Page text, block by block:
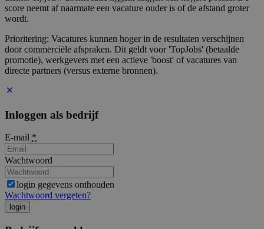
score neemt af naarmate een vacature ouder is of de afstand groter
wordt.
Prioritering: Vacatures kunnen hoger in de resultaten verschijnen
door commerciële afspraken. Dit geldt voor 'TopJobs' (betaalde
promotie), werkgevers met een actieve 'boost' of vacatures van
directe partners (versus externe bronnen).
Inloggen als bedrijf
E-mail *
Wachtwoord
login gegevens onthouden
Wachtwoord vergeten?
login